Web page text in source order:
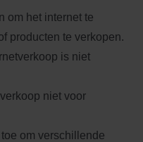
om het internet te
producten te verkopen.
is niet
niet voor
om verschillende